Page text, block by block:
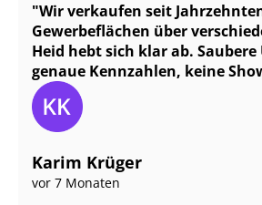
Wir verkaufen seit
Gewerbeflächen über
Heid hebt sich klar ab.
genaue Kennzahlen, keine
Karim Krüger
vor 7 Monaten